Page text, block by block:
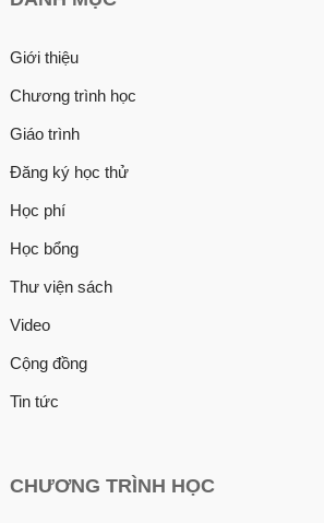
Giới thiệu
Chương trình học
Giáo trình
Đăng ký học thử
Học phí
Học bổng
Thư viện sách
Video
Cộng đồng
Tin tức
CHƯƠNG TRÌNH HỌC